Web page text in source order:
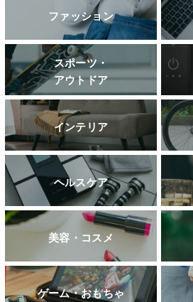
ファッション
スポーツ・
アウトドア
インテリア
ヘルスケア
美容・コスメ
ゲーム・おもちゃ